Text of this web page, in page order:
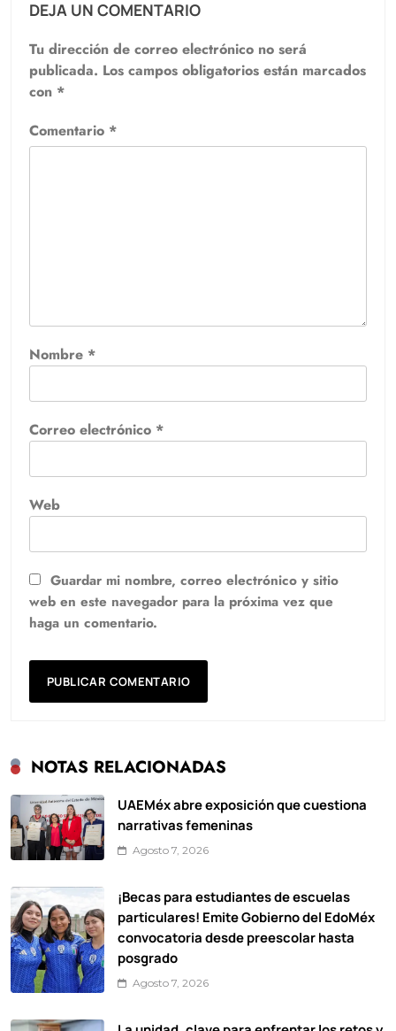
DEJA UN COMENTARIO
Tu dirección de correo electrónico no será
publicada. Los campos obligatorios están marcados
con *
Comentario *
Nombre *
Correo electrónico *
Web
Guardar mi nombre, correo electrónico y sitio
web en este navegador para la próxima vez que
haga un comentario.
NOTAS RELACIONADAS
UAEMéx abre exposición que cuestiona
narrativas femeninas
Agosto 7, 2026
¡Becas para estudiantes de escuelas
particulares! Emite Gobierno del EdoMéx
convocatoria desde preescolar hasta
posgrado
Agosto 7, 2026